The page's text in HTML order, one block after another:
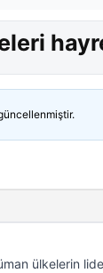
ülkelerin